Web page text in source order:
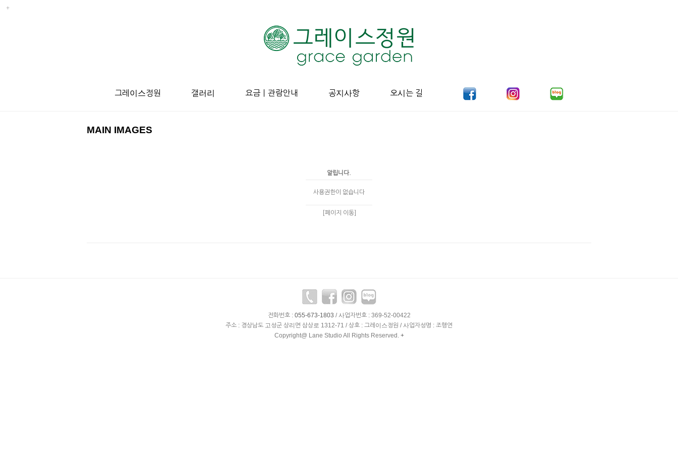
그레이스정원 갤러리 요금ㅣ관람안내 공지사항 오시는 길
MAIN IMAGES
알립니다.
사용권한이 없습니다
[페이지 이동]
전화번호 : 055-673-1803 / 사업자번호 : 369-52-00422
주소 : 경상남도 고성군 상리면 삼상로 1312-71 / 상호 : 그레이스정원 / 사업자성명 : 조행연
Copyright@ Lane Studio All Rights Reserved. +